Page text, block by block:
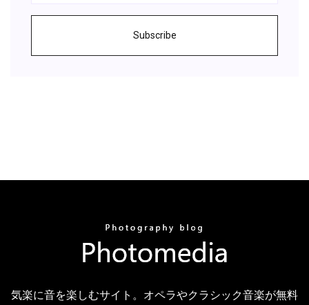
Subscribe
気楽に音を楽しむサイト。オペラやクラシック音楽が無料